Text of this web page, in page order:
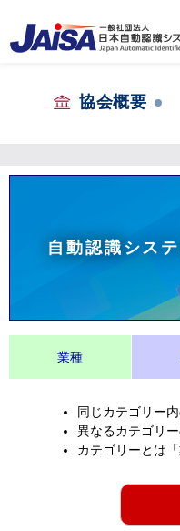
協会概要
自動認識シス
業種
同じカテゴリー
異なるカテゴリ
カテゴリーとは